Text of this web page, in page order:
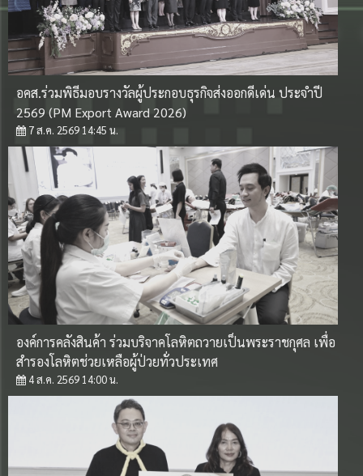
สรุปผลการดำเนินการจัดซื้อจัดจ้างประจำเดือน มีนาคม
2569
9 เม.ย. 2569 15:00 น.
ประกาศผู้ชนะการเสนอราคาโครงการจ้างที่ปรึกษา เพื่อ
ศึกษาความเป็นไปได้ในการจัดตั้งบริษัทลูกของ อคส. โดย
วิธีเฉพาะเจาะจง
31 มี.ค. 2569 14:00 น.
ประกาศองค์การคลังสินค้า การจ้างเหมาบุคคลธรรมดา
(นางบุญมา โกพัฒน์ตา)
31 มี.ค. 2569 13:25 น.
ประกาศองค์การคลังสินค้า เรื่องประกาศผู้ชนะการเสนอ
ราคาการจ้างเหมาบริการ(บุคคลธรรมดา) ผู้ปฏิบัติงาน
31 มี.ค. 2569 11:53 น.
อคส.ร่วมพิธีมอบรางวัลผู้ประกอบธุรกิจส่งออกดีเด่น ประจำปี
2569 (PM Export Award 2026)
7 ส.ค. 2569 14:45 น.
องค์การคลังสินค้า ร่วมบริจาคโลหิตถวายเป็นพระราชกุศล เพื่อ
สำรองโลหิตช่วยเหลือผู้ป่วยทั่วประเทศ
4 ส.ค. 2569 14:00 น.